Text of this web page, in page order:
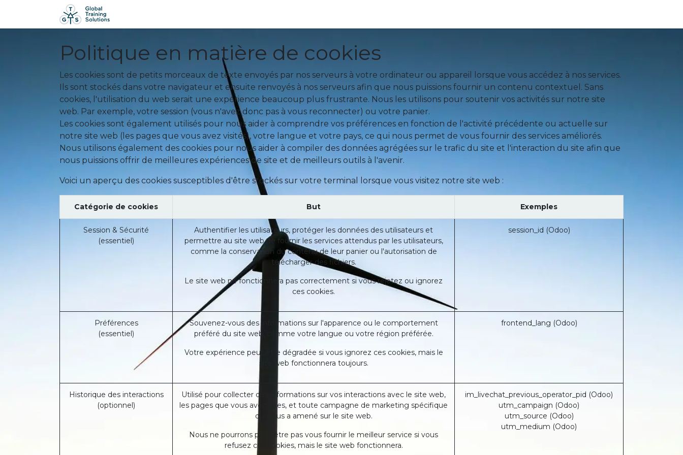
Politique en matière de cookies
Les cookies sont de petits morceaux de texte envoyés par nos serveurs à votre ordinateur ou appareil lorsque vous accédez à nos services.
Ils sont stockés dans votre navigateur et ensuite renvoyés à nos serveurs afin que nous puissions fournir un contenu contextuel. Sans
cookies, l'utilisation du web serait une expérience beaucoup plus frustrante. Nous les utilisons pour soutenir vos activités sur notre site
web. Par exemple, votre session (vous n'avez donc pas à vous reconnecter) ou votre panier.
Les cookies sont également utilisés pour nous aider à comprendre vos préférences en fonction de l'activité précédente ou actuelle sur
notre site web (les pages que vous avez visités), votre langue et votre pays, ce qui nous permet de vous fournir des services améliorés.
Nous utilisons également des cookies pour nous aider à compiler des données agrégées sur le trafic du site et l'interaction du site afin que
nous puissions offrir de meilleures expériences de site et de meilleurs outils à l'avenir.
Voici un aperçu des cookies susceptibles d'être stockés sur votre terminal lorsque vous visitez notre site web :
Catégorie de cookies But Exemples
Session & Sécurité
(essentiel)
Authentifier les utilisateurs, protéger les données des utilisateurs et
permettre au site web de fournir les services attendus par les utilisateurs,
comme la conservation du contenu de leur panier ou l'autorisation de
télécharger des fichiers.
Le site web ne fonctionnera pas correctement si vous rejetez ou ignorez
ces cookies.
session_id (Odoo)
Préférences
(essentiel)
Souvenez-vous des informations sur l'apparence ou le comportement
préféré du site web, comme votre langue ou votre région préférée.
Votre expérience peut être dégradée si vous ignorez ces cookies, mais le
site web fonctionnera toujours.
frontend_lang (Odoo)
Historique des interactions
(optionnel)
Utilisé pour collecter des informations sur vos interactions avec le site web,
les pages que vous avez vues, et toute campagne de marketing spécifique
qui vous a amené sur le site web.
Nous ne pourrons peut-être pas vous fournir le meilleur service si vous
refusez ces cookies, mais le site web fonctionnera.
im_livechat_previous_operator_pid (Odoo)
utm_campaign (Odoo)
utm_source (Odoo)
utm_medium (Odoo)